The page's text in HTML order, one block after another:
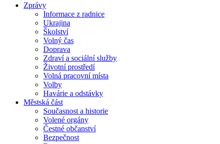
Zprávy
Informace z radnice
Ukrajina
Školství
Volný čas
Doprava
Zdraví a sociální služby
Životní prostředí
Volná pracovní místa
Volby
Havárie a odstávky
Městská část
Současnost a historie
Volené orgány
Čestné občanství
Bezpečnost